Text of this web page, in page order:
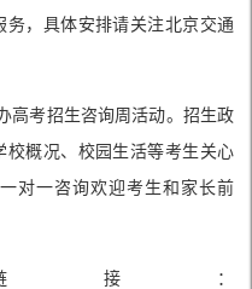
，具体安排请关注北京交通
高考招生咨询周活动。招生政
概况、校园生活等考生关心
对一咨询欢迎考生和家长前
接：